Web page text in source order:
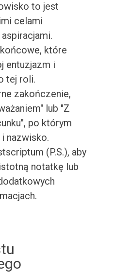
to jest
celami
które
entuzjazm i
tej roli.
zakończenie,
lub "Z
po którym
nazwisko.
(P.S.), aby
notatkę lub